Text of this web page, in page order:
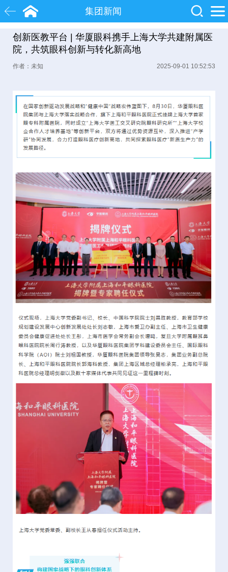
集团新闻
白内障 近视
院士 糖尿病
创新医教平台 | 华厦眼科携手上海大学共建附属医
院，共筑眼科创新与转化新高地
作者：未知 2025-09-01 10:52:53